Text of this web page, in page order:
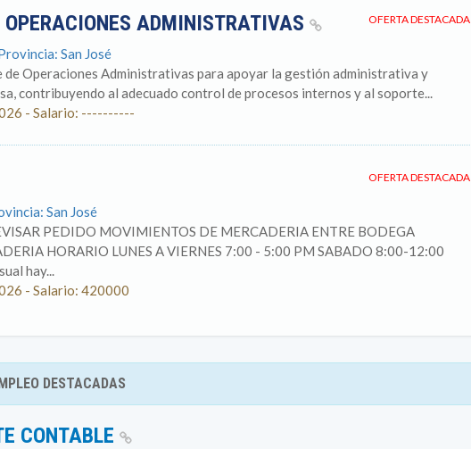
OFERTA DESTACADA
ADMINISTRATIVAS
San José
de Operaciones Administrativas para apoyar la gestión administrativa y
contribuyendo al adecuado control de procesos internos y al soporte...
- Salario: ----------
OFERTA DESTACADA
San José
PEDIDO MOVIMIENTOS DE MERCADERIA ENTRE BODEGA
HORARIO LUNES A VIERNES 7:00 - 5:00 PM SABADO 8:00-12:00
hay...
- Salario: 420000
DESTACADAS
CONTABLE